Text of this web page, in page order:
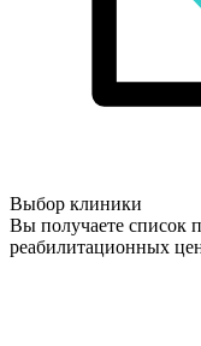
Выбор клиники
Вы получаете список
реабилитационных